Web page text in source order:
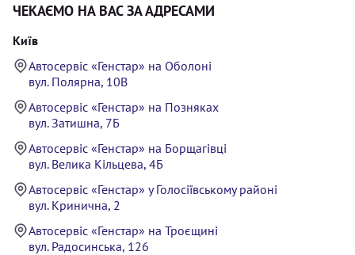
ЧЕКАЄМО НА ВАС ЗА АДРЕСАМИ
Київ
Автосервіс «Генстар» на Оболоні
вул. Полярна, 10В
Автосервіс «Генстар» на Позняках
вул. Затишна, 7Б
Автосервіс «Генстар» на Борщагівці
вул. Велика Кільцева, 4Б
Автосервіс «Генстар» у Голосіївському районі
вул. Кринична, 2
Автосервіс «Генстар» на Троєщині
вул. Радосинська, 126